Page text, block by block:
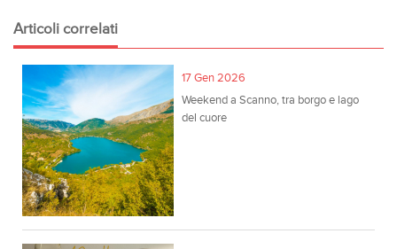
Articoli correlati
17 Gen 2026
Weekend a Scanno, tra borgo e lago
del cuore